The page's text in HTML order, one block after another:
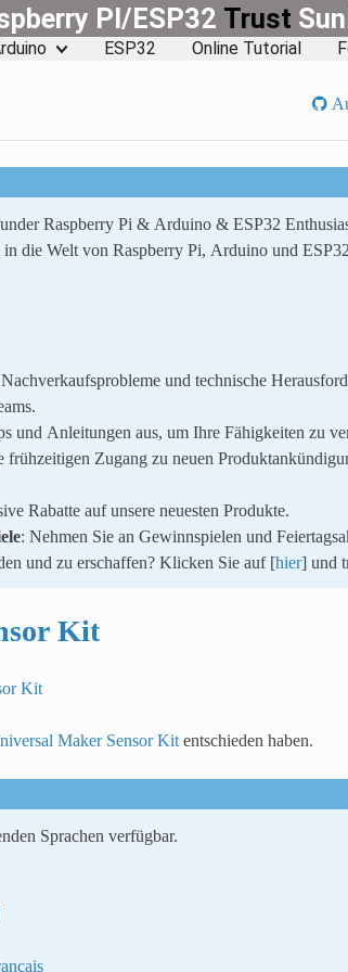
PI/ESP32 Trust
ESP32 Online Tutorial
Raspberry Pi & Arduino & ESP32
die Welt von Raspberry Pi, Arduino und
und technische
und Anleitungen aus, um Ihre Fähigkeiten zu
frühzeitigen Zugang zu neuen
Rabatte auf unsere neuesten Produkte.
: Nehmen Sie an Gewinnspielen und
und zu erschaffen? Klicken Sie auf [hier] und
Kit
Kit
Maker Sensor Kitentschieden haben.
Sprachen verfügbar.